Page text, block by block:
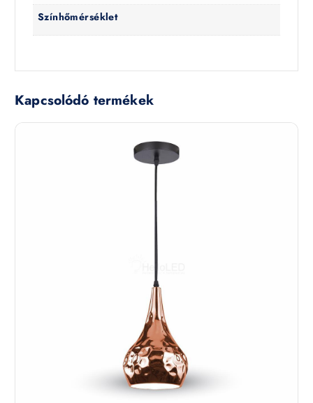
Színhőmérséklet
Kapcsolódó termékek